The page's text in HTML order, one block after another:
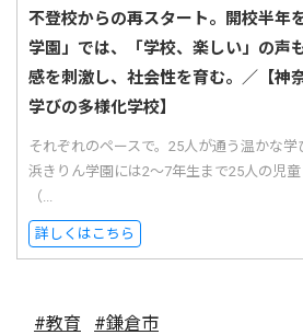
不登校からの再スタート。開校半年
学園」では、「学校、楽しい」の声
感を刺激し、社会性を育む。／【神
学びの多様化学校】
それぞれのペースで。25人が通う温かな
浜きりん学園には2〜7年生まで25人の児
（...
詳しくはこちら
#教育 #鎌倉市